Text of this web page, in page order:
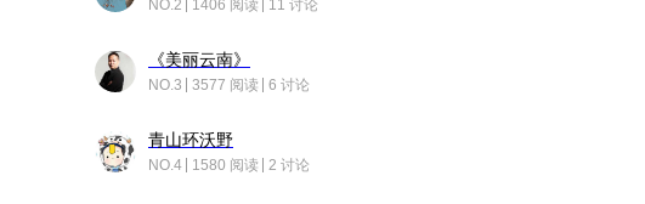
NO.2 1406 阅读 11 讨论
《美丽云南》
NO.3 3577 阅读 6 讨论
青山环沃野
NO.4 1580 阅读 2 讨论